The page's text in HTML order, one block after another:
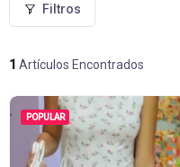
Filtros
1 Artículos Encontrados
POPULAR